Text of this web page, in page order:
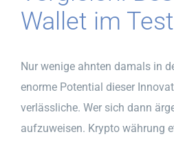
Wallet im
Nur wenige ahnten damals in
enorme Potential dieser
verlässliche. Wer sich dann
aufzuweisen. Krypto währung